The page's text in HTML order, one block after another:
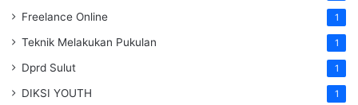
Freelance Online 1
Teknik Melakukan Pukulan 1
Dprd Sulut 1
DIKSI YOUTH 1